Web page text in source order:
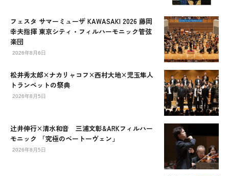
フェスタ サマーミューザ KAWASAKI 2026 藤岡
幸夫指揮 東京シティ・フィルハーモニック管弦
楽団
2026年8月6日
松井秀太郎×ナカリャコフ×西村大地×児玉隼人
トランペットの祭典
2026年8月5日
辻󠄀井伸行×清水和音 三浦文彰&ARKフィルハー
モニック 「究極のベートーヴェン」
2026年8月5日